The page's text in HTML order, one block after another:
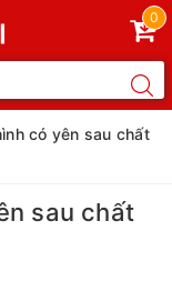
0
có yên sau chất
sau chất